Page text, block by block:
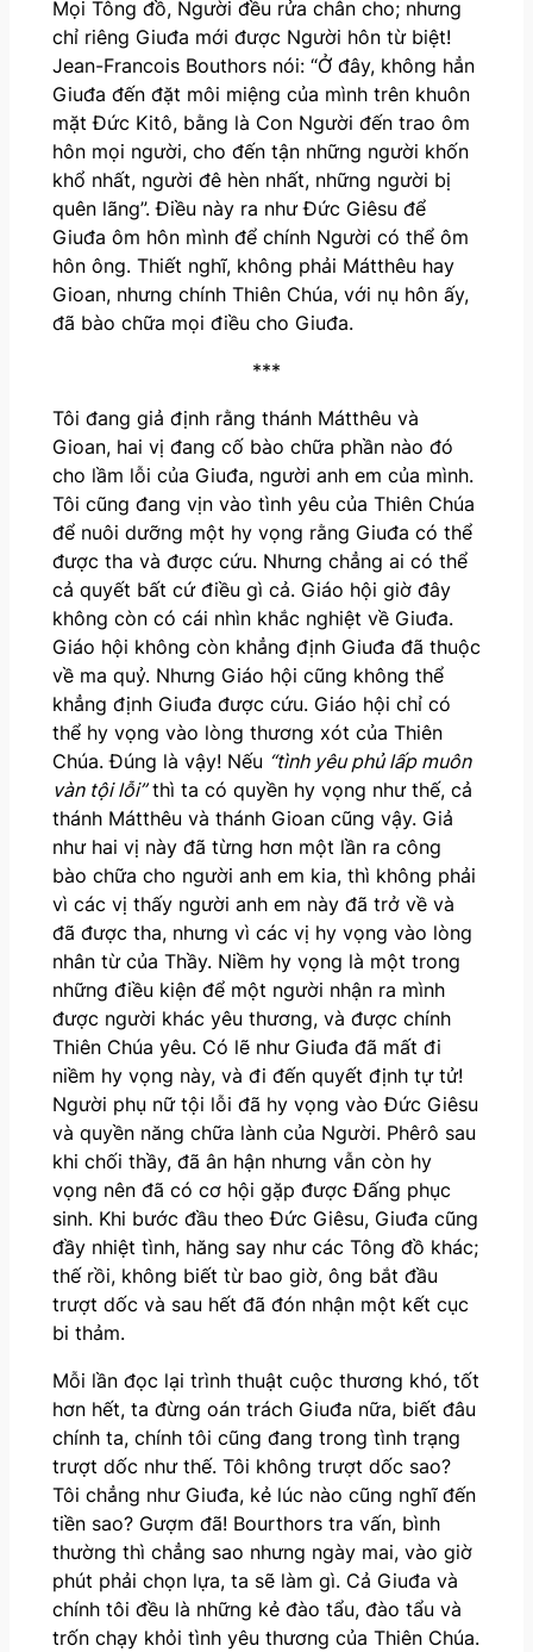
Mọi Tông đồ, Người đều rửa chân cho; nhưng
chỉ riêng Giuđa mới được Người hôn từ biệt!
Jean-Francois Bouthors nói: “Ở đây, không hẳn
Giuđa đến đặt môi miệng của mình trên khuôn
mặt Đức Kitô, bằng là Con Người đến trao ôm
hôn mọi người, cho đến tận những người khốn
khổ nhất, người đê hèn nhất, những người bị
quên lãng”. Điều này ra như Đức Giêsu để
Giuđa ôm hôn mình để chính Người có thể ôm
hôn ông. Thiết nghĩ, không phải Mátthêu hay
Gioan, nhưng chính Thiên Chúa, với nụ hôn ấy,
đã bào chữa mọi điều cho Giuđa.
***
Tôi đang giả định rằng thánh Mátthêu và
Gioan, hai vị đang cố bào chữa phần nào đó
cho lầm lỗi của Giuđa, người anh em của mình.
Tôi cũng đang vịn vào tình yêu của Thiên Chúa
để nuôi dưỡng một hy vọng rằng Giuđa có thể
được tha và được cứu. Nhưng chẳng ai có thể
cả quyết bất cứ điều gì cả. Giáo hội giờ đây
không còn có cái nhìn khắc nghiệt về Giuđa.
Giáo hội không còn khẳng định Giuđa đã thuộc
về ma quỷ. Nhưng Giáo hội cũng không thể
khẳng định Giuđa được cứu. Giáo hội chỉ có
thể hy vọng vào lòng thương xót của Thiên
Chúa. Đúng là vậy! Nếu “tình yêu phủ lấp muôn
vàn tội lỗi”thì ta có quyền hy vọng như thế, cả
thánh Mátthêu và thánh Gioan cũng vậy. Giả
như hai vị này đã từng hơn một lần ra công
bào chữa cho người anh em kia, thì không phải
vì các vị thấy người anh em này đã trở về và
đã được tha, nhưng vì các vị hy vọng vào lòng
nhân từ của Thầy. Niềm hy vọng là một trong
những điều kiện để một người nhận ra mình
được người khác yêu thương, và được chính
Thiên Chúa yêu. Có lẽ như Giuđa đã mất đi
niềm hy vọng này, và đi đến quyết định tự tử!
Người phụ nữ tội lỗi đã hy vọng vào Đức Giêsu
và quyền năng chữa lành của Người. Phêrô sau
khi chối thầy, đã ân hận nhưng vẫn còn hy
vọng nên đã có cơ hội gặp được Đấng phục
sinh. Khi bước đầu theo Đức Giêsu, Giuđa cũng
đầy nhiệt tình, hăng say như các Tông đồ khác;
thế rồi, không biết từ bao giờ, ông bắt đầu
trượt dốc và sau hết đã đón nhận một kết cục
bi thảm.
Mỗi lần đọc lại trình thuật cuộc thương khó, tốt
hơn hết, ta đừng oán trách Giuđa nữa, biết đâu
chính ta, chính tôi cũng đang trong tình trạng
trượt dốc như thế. Tôi không trượt dốc sao?
Tôi chẳng như Giuđa, kẻ lúc nào cũng nghĩ đến
tiền sao? Gượm đã! Bourthors tra vấn, bình
thường thì chẳng sao nhưng ngày mai, vào giờ
phút phải chọn lựa, ta sẽ làm gì. Cả Giuđa và
chính tôi đều là những kẻ đào tẩu, đào tẩu và
trốn chạy khỏi tình yêu thương của Thiên Chúa.